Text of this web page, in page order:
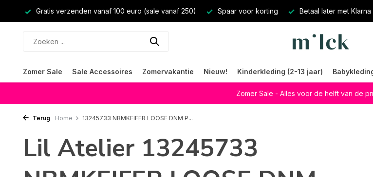
Gratis verzenden vanaf 100 euro (sale vanaf 250) Spaar voor korting Betaal later met Klarna
Zomer Sale Sale Accessoires Zomervakantie Nieuw! Kinderkleding (2-13 jaar)
Zomer Sale - Alles voor de helft van de
Terug Home 13245733 NBMKEIFER LOOSE DNM P...
Lil Atelier 13245733